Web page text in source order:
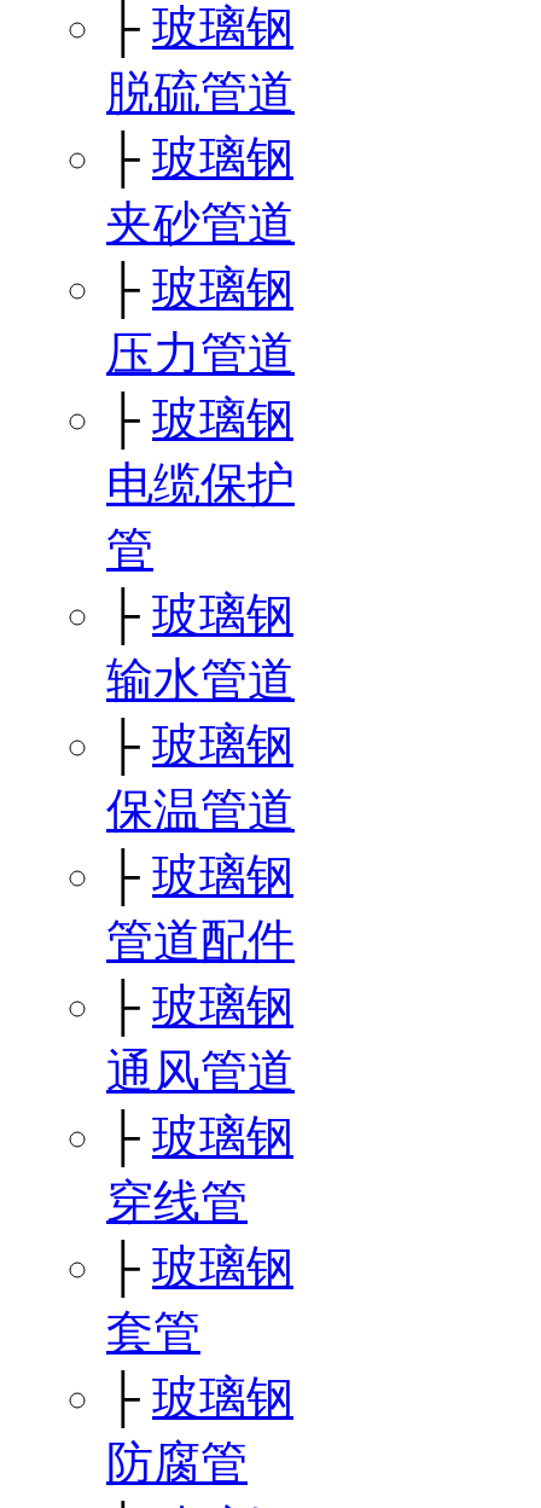
├ 玻璃钢
脱硫管道
├ 玻璃钢
夹砂管道
├ 玻璃钢
压力管道
├ 玻璃钢
电缆保护
管
├ 玻璃钢
输水管道
├ 玻璃钢
保温管道
├ 玻璃钢
管道配件
├ 玻璃钢
通风管道
├ 玻璃钢
穿线管
├ 玻璃钢
套管
├ 玻璃钢
防腐管